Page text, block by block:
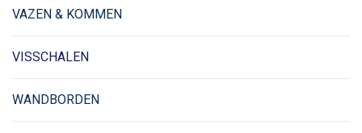
VAZEN & KOMMEN
VISSCHALEN
WANDBORDEN